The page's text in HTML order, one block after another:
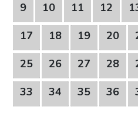
9
10 11 12
17
18 19 20
25
26 27 28
33
34 35 36